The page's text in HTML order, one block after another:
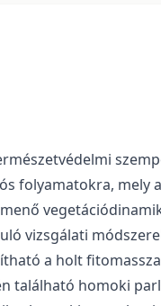
folyamatokra, mely
vizsgálati
a holt
található homoki